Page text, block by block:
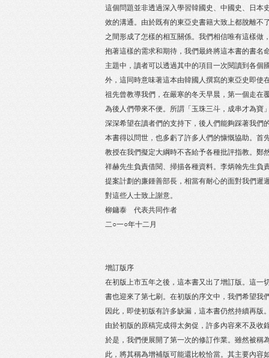
這個問題並非透過深入學習韓國史、中國史、日本
效的溝通。由於既有的東亞史書籍大致上都脫離不
之間形成了怎樣的相互關係。我們相信唯有這樣做
抱著這樣的需求和期待，我們最終將這本書的書名
主題中，讀者可以透過其中的項目一次閱讀到各
外，這同時意味著這本由韓國人撰寫的東亞史即使
祖先曾教導我們，在嚴寒的冬天早晨，第一個走在
為後人們帶來不便。所謂「玉珠三斗，成串才為寶
深深希望在讀者們的支持下，後人們能夠踩著我們
本書得以問世，也多虧了許多人們的慷慨協助。首
教授在我們擬定大綱時不吝給予各種批評指教。鄭
祥赫先生負責借閱、掃描各種資料。李炳翰先生負
提案計劃的廉鍾善部長，相當有耐心的面對我們遲
對這些人士致上謝意。
柳鏞泰 代表共同作者
二○一○年十二月
增訂版序
在初版上市五年之後，這本書又出了增訂版。這一
書也迎來了第七刷。在初版的序文中，我們希望我
因此，即使初版有許多缺漏，這本書仍然持續再版
由於初版的原稿完成得太匆促，許多內容來不及
於是，我們便展開了第一次的修訂作業。雖然被稱
此，將其稱為增補版可能還比較恰當。其主要內容